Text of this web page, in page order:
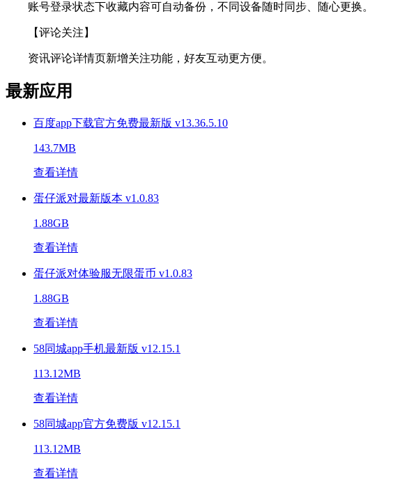
账号登录状态下收藏内容可自动备份，不同设备随时同步、随心更换。
【评论关注】
资讯评论详情页新增关注功能，好友互动更方便。
最新应用
百度app下载官方免费最新版 v13.36.5.10
143.7MB
查看详情
蛋仔派对最新版本 v1.0.83
1.88GB
查看详情
蛋仔派对体验服无限蛋币 v1.0.83
1.88GB
查看详情
58同城app手机最新版 v12.15.1
113.12MB
查看详情
58同城app官方免费版 v12.15.1
113.12MB
查看详情